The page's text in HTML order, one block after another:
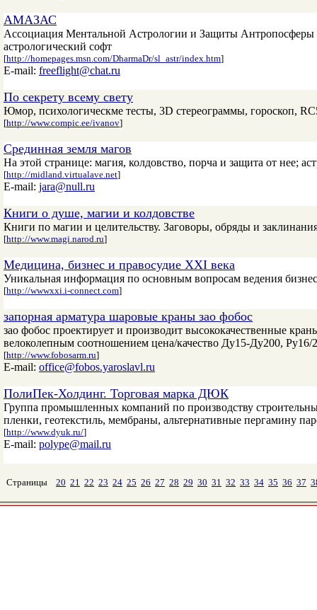
АМАЗАС
Ассоциация Ментальной Астрологии и Защиты
астрологический софт
[http://homepages.msn.com/DharmaDr/sl_astr/index.htm]
E-mail: freeflight@chat.ru
По секрету всему свету
Юмор, психологическме тесты, 3D стереограммы, гороскоп,
[http://www.compic.ee/ivanov]
Срединная земля магов
На этой странице: магия, колдовство, порча и защита от нее;
[http://midland.virtualave.net]
E-mail: jara@null.ru
Книги о душе, магии и колдовстве
Книги по магии и целительству. Заговоры, обряды и
[http://www.magi.narod.ru]
Медицина, бизнес и правосудие XXI века
Уникальная информация по основным вопросам ведения
[http://wwwxxi.i-connect.com]
запорная арматура шаровые краны зао фобос
зао фобос проектирует и производит высококачественные
велоколепным соотношением цена/качество Ду15-Ду200, Ру16/
[http://www.fobosarm.ru]
E-mail: office@fobos.yaroslavl.ru
ПолиПек-Холдинг. Торговая марка ДЮК
Группа промышленных компаний по производству
пленки, геотекстиль, мембраны, альтернативные пергамину
[http://www.dyuk.ru/]
E-mail: polype@mail.ru
Страницы 20 21 22 23 24 25 26 27 28 29 30 31 32 33 34 35 36 37